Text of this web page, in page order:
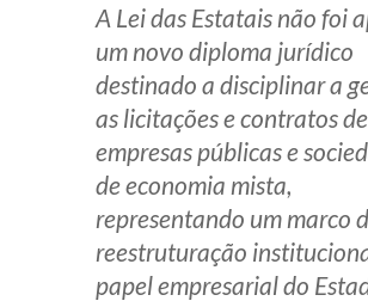
Telefone (41) 2109-8666
Whatsapp (41) 98881-6616
A Lei das Estatais não foi
um novo diploma jurídico
destinado a disciplinar a
as licitações e contratos de
empresas públicas e
de economia mista,
representando um marco
reestruturação
papel empresarial do